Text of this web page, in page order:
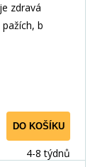
zdravá
b
DO KOŠÍKU
4-8 týdnů